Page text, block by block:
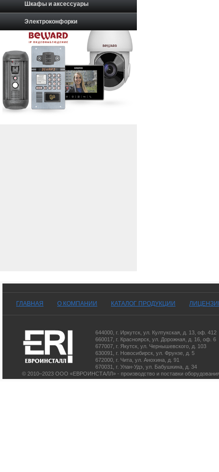
Шкафы и аксессуары
Электроконфорки
ГЛАВНАЯ О КОМПАНИИ КАТАЛОГ ПРОДУКЦИИ
644000 г. Иркутск ул. Култукская, д. 13 , оф. 412
660017 г. Красноярск ул. Дорожная, д. 16, оф. 6
677007 г. Якутск ул. Чернышевского, д. 103
630091
г. Новосибирск ул. Фрунзе, д. 5
672000 г. Чита ул. Анохина, д. 91
670031
г. Улан-Удэ ул. Бабушкина, д. 34
© 2010–2023 ООО «ЕВРОИНСТАЛЛ» - производство и поставки оборудования